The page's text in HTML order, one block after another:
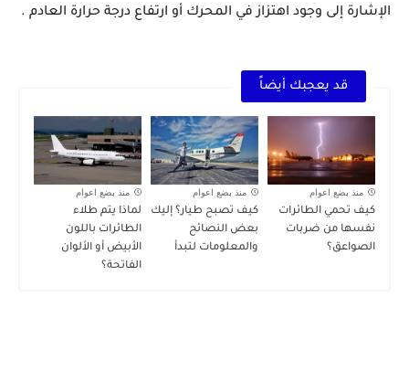
الإشارة إلى وجود اهتزاز في المحرك أو ارتفاع درجة حرارة العادم .
قد يعجبك أيضاً
منذ بضع اعوام
كيف تحمي الطائرات
نفسها من ضربات
الصواعق؟
منذ بضع اعوام
كيف تصبح طيار؟ إليك
بعض النصائح
والمعلومات لتبدأ
منذ بضع اعوام
لماذا يتم طلاء
الطائرات باللون
الأبيض أو الألوان
الفاتحة؟